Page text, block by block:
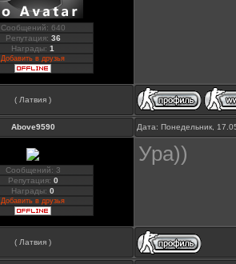
Сообщений: 640
Репутация: 36
Награды:1
Добавить в друзья
( Латвия )
Above9590 Дата: Понедельник,
Сообщений: 3
Репутация: 0
Награды:0
Добавить в друзья
Ура))
( Латвия )